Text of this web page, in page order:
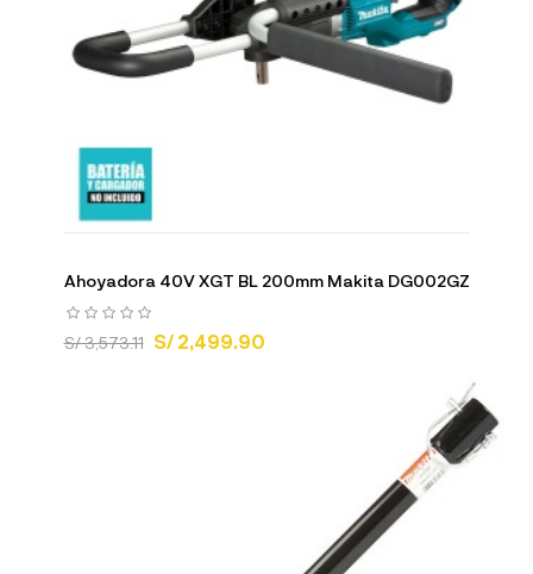
Ahoyadora 40V XGT BL 200mm Makita DG002GZ
S/ 3,573.11 S/ 2,499.90